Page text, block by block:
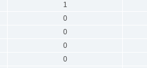
1
0
0
0
0